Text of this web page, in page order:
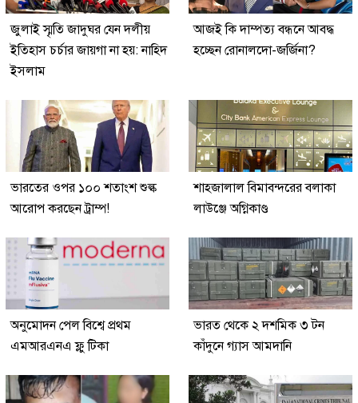
জুলাই স্মৃতি জাদুঘর যেন দলীয়
ইতিহাস চর্চার জায়গা না হয়: নাহিদ
ইসলাম
আজই কি দাম্পত্য বন্ধনে আবদ্ধ
হচ্ছেন রোনালদো-জর্জিনা?
ভারতের ওপর ১০০ শতাংশ শুল্ক
আরোপ করছেন ট্রাম্প!
শাহজালাল বিমাবন্দরের বলাকা
লাউঞ্জে অগ্নিকাণ্ড
অনুমোদন পেল বিশ্বে প্রথম
এমআরএনএ ফ্লু টিকা
ভারত থেকে ২ দশমিক ৩ টন
কাঁদুনে গ্যাস আমদানি